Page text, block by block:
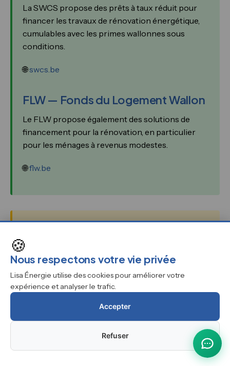
La SWCS propose des prêts à taux réduit pour
financer les travaux de rénovation énergétique,
cumulables avec les primes wallonnes sous
conditions.
🌐swcs.be
FLW — Fonds du Logement Wallon
Le FLW propose également des solutions de
financement pour la rénovation, en particulier
pour les ménages à revenus modestes.
🌐flw.be
ORES est le gestionnaire du réseau de
distribution d'électricité et de gaz à Namur. Son
rôle est de gérer l'infrastructure du réseau.
ORES n'intervient en aucun cas dans l'octroi
des primes énergie wallonnes. Pour toute
question relative aux primes, adressez-vous
exclusivement au SPW Énergie via
energie.wallonie.be ou le 1718.
🍪
Nous respectons votre vie privée
Lisa Énergie utilise des cookies pour améliorer votre
expérience et analyser le trafic.
Accepter
Refuser